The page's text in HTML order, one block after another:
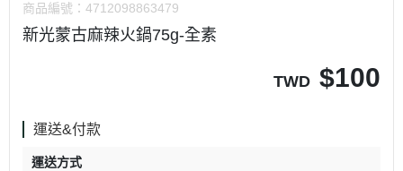
商品編號： 4712098863479
新光蒙古麻辣火鍋75g-全素
TWD $100
運送&付款
運送方式